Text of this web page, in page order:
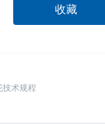
收藏
技术规程